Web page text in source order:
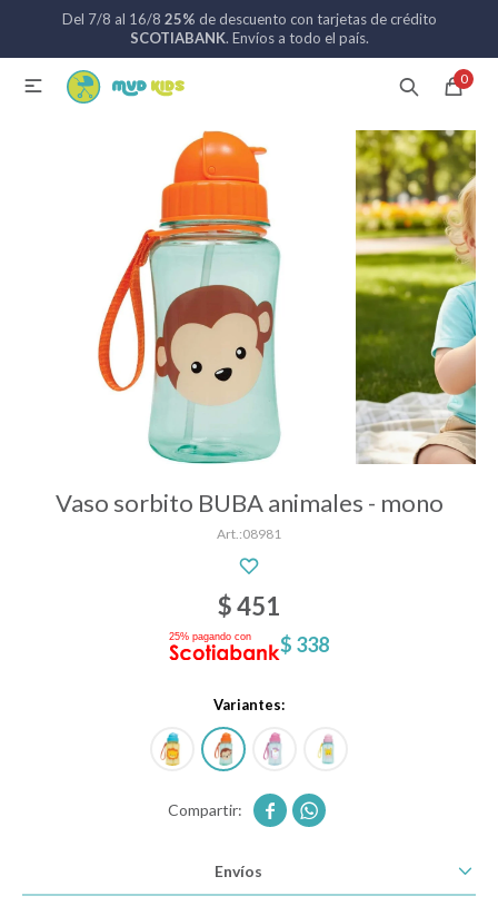
Del 7/8 al 16/8 25% de descuento con tarjetas de crédito
SCOTIABANK. Envíos a todo el país.
0

Vaso sorbito BUBA animales - mono
08981
$451
$ 338
Variantes:
 
Envíos
MI CUENTA
Catálogo Nuevos ingresos
Sillas de auto
Lactancia
Alimentación
Paseo y seguridad
Estimulación primera infancia